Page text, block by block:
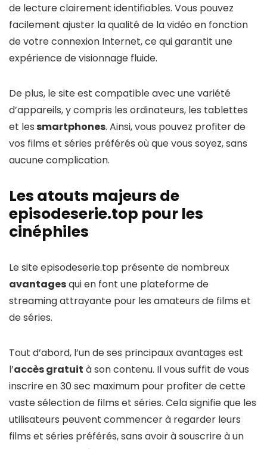
de lecture clairement identifiables. Vous pouvez
facilement ajuster la qualité de la vidéo en fonction
de votre connexion Internet, ce qui garantit une
expérience de visionnage fluide.
De plus, le site est compatible avec une variété
d’appareils, y compris les ordinateurs, les tablettes
et lessmartphones. Ainsi, vous pouvez profiter de
vos films et séries préférés où que vous soyez, sans
aucune complication.
Les atouts majeurs de
episodeserie.top pour les
cinéphiles
Le site episodeserie.top présente de nombreux
avantagesqui en font une plateforme de
streaming attrayante pour les amateurs de films et
de séries.
Tout d’abord, l’un de ses principaux avantages est
l’accès gratuit à son contenu. Il vous suffit de vous
inscrire en 30 sec maximum pour profiter de cette
vaste sélection de films et séries. Cela signifie que les
utilisateurs peuvent commencer à regarder leurs
films et séries préférés, sans avoir à souscrire à un